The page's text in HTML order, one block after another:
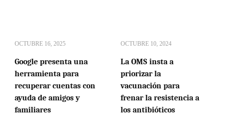
OCTUBRE 16, 2025
Google presenta una
herramienta para
recuperar cuentas con
ayuda de amigos y
familiares
OCTUBRE 10, 2024
La OMS insta a
priorizar la
vacunación para
frenar la resistencia a
los antibióticos